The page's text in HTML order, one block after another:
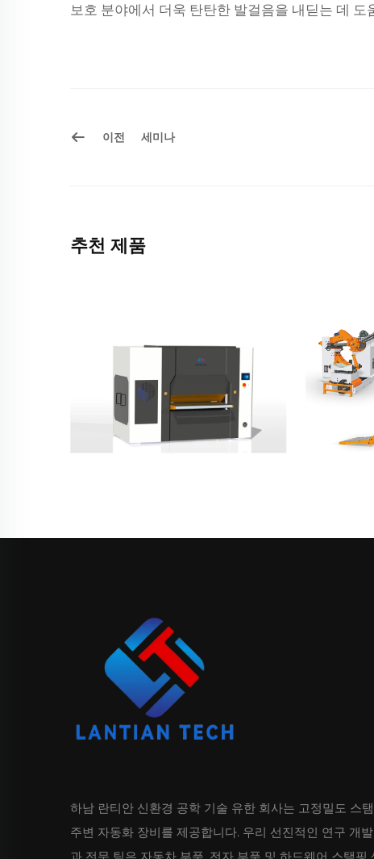
보호 분야에서 더욱 탄탄한 발걸음을 내딛는 데 도
이전 세미나
추천 제품
하남 란티안 신환경 공학 기술 유한 회사는 고정밀도 스
주변 자동화 장비를 제공합니다. 우리 선진적인 연구 개